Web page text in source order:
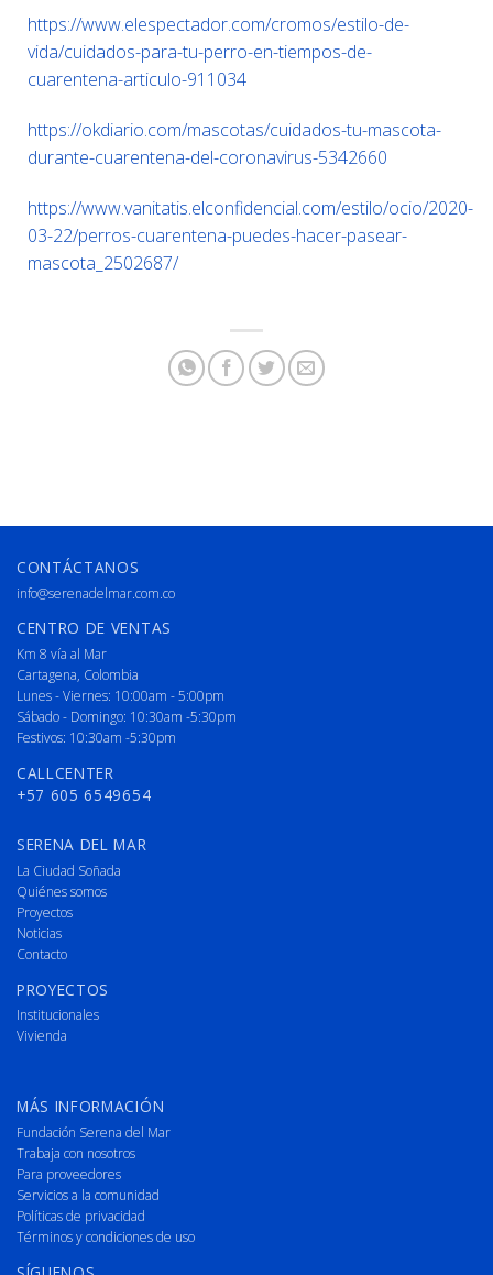
https://www.elespectador.com/cromos/estilo-de-
vida/cuidados-para-tu-perro-en-tiempos-de-
cuarentena-articulo-911034
https://okdiario.com/mascotas/cuidados-tu-mascota-
durante-cuarentena-del-coronavirus-5342660
https://www.vanitatis.elconfidencial.com/estilo/ocio/2020-
03-22/perros-cuarentena-puedes-hacer-pasear-
mascota_2502687/
CONTÁCTANOS
info@serenadelmar.com.co
CENTRO DE VENTAS
Km 8 vía al Mar
Cartagena, Colombia
Lunes - Viernes: 10:00am - 5:00pm
Sábado - Domingo: 10:30am -5:30pm
Festivos: 10:30am -5:30pm
CALLCENTER
+57 605 6549654
SERENA DEL MAR
La Ciudad Soñada
Quiénes somos
Proyectos
Noticias
Contacto
PROYECTOS
Institucionales
Vivienda
MÁS INFORMACIÓN
Fundación Serena del Mar
Trabaja con nosotros
Para proveedores
Servicios a la comunidad
Políticas de privacidad
Términos y condiciones de uso